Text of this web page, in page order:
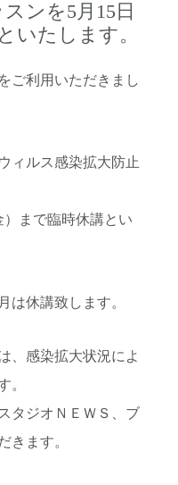
ンを5月15日
いたします。
ご利用いただきまし
ィルス感染拡大防止
まで臨時休講とい
は休講致します。
、感染拡大状況によ
。
タジオＮＥＷＳ、ブ
きます。